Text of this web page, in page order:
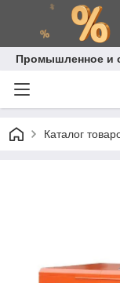
Промышленное и
Каталог